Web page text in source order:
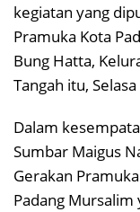
kegiatan yang
Pramuka Kota
Bung Hatta,
Tangah itu,
Dalam
Sumbar Maigus
Gerakan
Padang Mursalim